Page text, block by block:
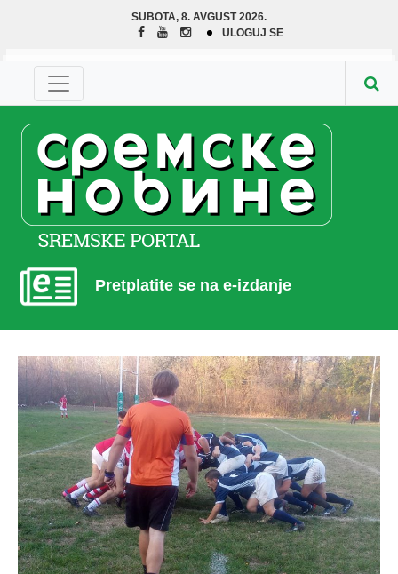
SUBOTA, 8. AVGUST 2026.
ULOGUJ SE
Pretplatite se na e-izdanje